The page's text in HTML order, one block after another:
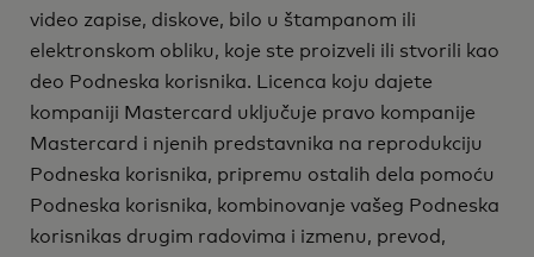
video zapise, diskove, bilo u štampanom ili
elektronskom obliku, koje ste proizveli ili stvorili kao
deo Podneska korisnika. Licenca koju dajete
kompaniji Mastercard uključuje pravo kompanije
Mastercard i njenih predstavnika na reprodukciju
Podneska korisnika, pripremu ostalih dela pomoću
Podneska korisnika, kombinovanje vašeg Podneska
korisnikas drugim radovima i izmenu, prevod,